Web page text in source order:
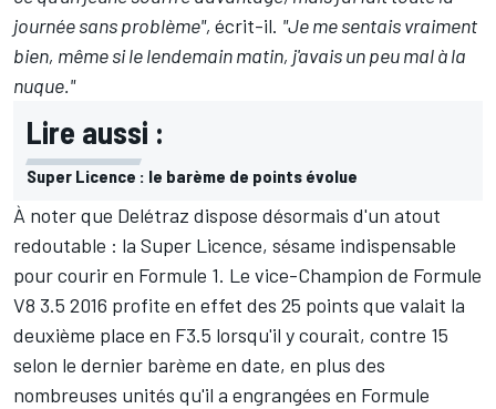
journée sans problème", écrit-il. "Je me sentais vraiment
bien, même si le lendemain matin, j'avais un peu mal à la
nuque."
Lire aussi :
Super Licence : le barème de points évolue
À noter que Delétraz dispose désormais d'un atout
redoutable : la Super Licence, sésame indispensable
pour courir en Formule 1. Le vice-Champion de Formule
V8 3.5 2016 profite en effet des 25 points que valait la
deuxième place en F3.5 lorsqu'il y courait, contre 15
selon le dernier barème en date, en plus des
nombreuses unités qu'il a engrangées en Formule